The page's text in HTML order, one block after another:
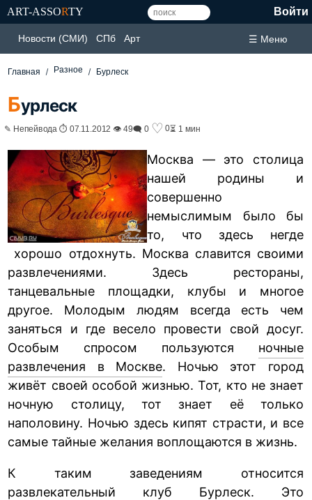
ART-ASSORTY Войти
Новости (СМИ) СПб Арт ☰ Меню
Главная Разное Бурлеск
Бурлеск
✎ Непейвода ⏱ 07.11.2012 👁 49🗨 0 ♡ 0⏳ 1 мин
Москва — это столица
нашей родины и
совершенно
немыслимым было бы
то, что здесь негде
хорошо отдохнуть. Москва славится своими
развлечениями. Здесь рестораны,
танцевальные площадки, клубы и многое
другое. Молодым людям всегда есть чем
заняться и где весело провести свой досуг.
Особым спросом пользуются ночные
развлечения в Москве. Ночью этот город
живёт своей особой жизнью. Тот, кто не знает
ночную столицу, тот знает её только
наполовину. Ночью здесь кипят страсти, и все
самые тайные желания воплощаются в жизнь.
К таким заведениям относится
развлекательный клуб Бурлеск. Это